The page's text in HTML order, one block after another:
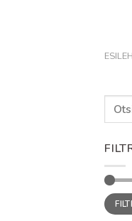
hind
hind